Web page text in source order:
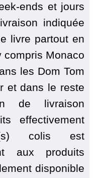
ends et jours
indiquée
livre partout en
compris Monaco
les Dom Tom
et dans le reste
de livraison
effectivement
colis est
aux produits
disponible